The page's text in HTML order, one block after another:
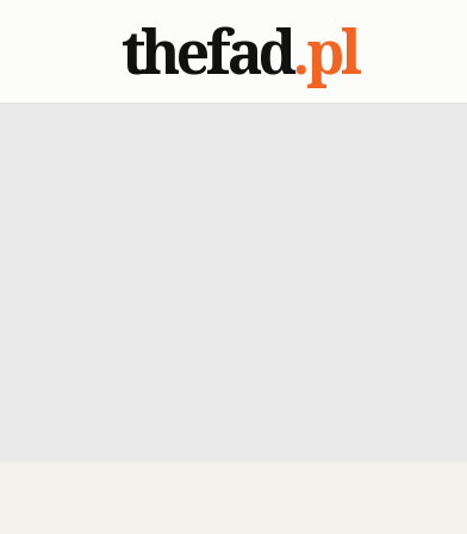
thefad.pl